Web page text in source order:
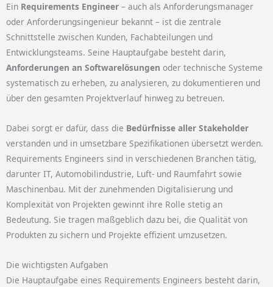
Ein Requirements Engineer – auch als Anforderungsmanager
oder Anforderungsingenieur bekannt – ist die zentrale
Schnittstelle zwischen Kunden, Fachabteilungen und
Entwicklungsteams. Seine Hauptaufgabe besteht darin,
Anforderungen an Softwarelösungen oder technische Systeme
systematisch zu erheben, zu analysieren, zu dokumentieren und
über den gesamten Projektverlauf hinweg zu betreuen.
Dabei sorgt er dafür, dass die Bedürfnisse aller Stakeholder
verstanden und in umsetzbare Spezifikationen übersetzt werden.
Requirements Engineers sind in verschiedenen Branchen tätig,
darunter IT, Automobilindustrie, Luft- und Raumfahrt sowie
Maschinenbau. Mit der zunehmenden Digitalisierung und
Komplexität von Projekten gewinnt ihre Rolle stetig an
Bedeutung. Sie tragen maßgeblich dazu bei, die Qualität von
Produkten zu sichern und Projekte effizient umzusetzen.
Die wichtigsten Aufgaben
Die Hauptaufgabe eines Requirements Engineers besteht darin,